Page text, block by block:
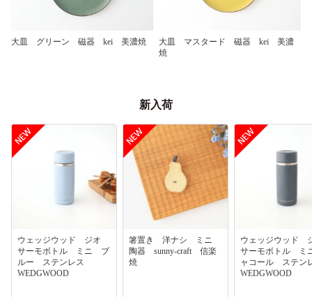
大皿 グリーン 磁器 kei 美濃焼
大皿 マスタード 磁器 kei 美濃
焼
新入荷
ウェッジウッド ジオ
サーモボトル ミニ ブ
ルー ステンレス
WEDGWOOD
箸置き 洋ナシ ミニ
陶器 sunny-craft 信楽
焼
ウェッジウッド
サーモボトル
ャコール ステ
WEDGWOOD